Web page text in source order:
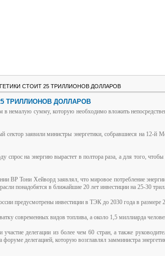
СТОИТ 25 ТРИЛЛИОНОВ ДОЛЛАРОВ
ТРИЛЛИОНОВ ДОЛЛАРОВ
в немалую сумму, которую необходимо вложить
сектор заявили министры энергетики, собравшиеся на 12-й
на энергию вырастет в полтора раза, а для того, чтобы
BP Тони Хейворд заявлял, что мировое потребление
понадобятся в ближайшие 20 лет инвестиции на 25-30
предусмотрены инвестиции в ТЭК до 2030 года в размере
современных видов топлива, а около 1,5 миллиарда
делегации из более чем 60 стран, а также
форуме делегацией, которую возглавлял замминистра